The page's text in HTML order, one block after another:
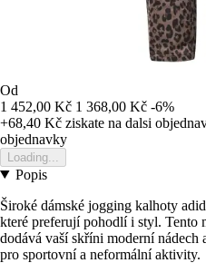
Od
1 452,00 Kč 1 368,00 Kč -6%
+68,40 Kč ziskate na dalsi
objednavky
Loading...
Popis
Široké dámské jogging kalhoty
které preferují pohodlí i styl. Tento
dodává vaší skříni moderní nádech
pro sportovní a neformální aktivity.